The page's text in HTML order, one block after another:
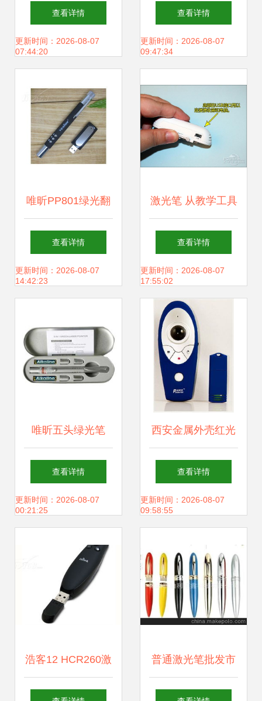
激光笔简报控制器
产品图片1
查看详情
更新时间：2026-08-07
07:44:20
圆梦 一次救助，一
生光明
查看详情
更新时间：2026-08-07
09:47:34
唯昕PP801绿光翻
页笔 激光笔与简报
控制器的融合之选
查看详情
更新时间：2026-08-07
14:42:23
激光笔 从教学工具
到多场景应用的科
技小物
查看详情
更新时间：2026-08-07
17:55:02
唯昕五头绿光笔
MP2605激光笔简
报控制器详解
查看详情
更新时间：2026-08-07
00:21:25
西安金属外壳红光
激光笔 品质与赋能
的智能选择
查看详情
更新时间：2026-08-07
09:58:55
浩客12 HCR260激
光笔简报控制器 提
普通激光笔批发市
场现状与价格解析